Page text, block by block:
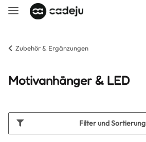
Zubehör & Ergänzungen
Motivanhänger & LED
Filter und Sortierung